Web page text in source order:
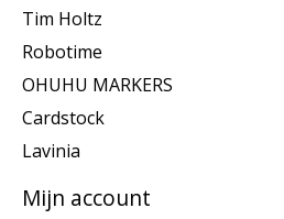
Tim Holtz
Robotime
OHUHU MARKERS
Cardstock
Lavinia
Mijn account